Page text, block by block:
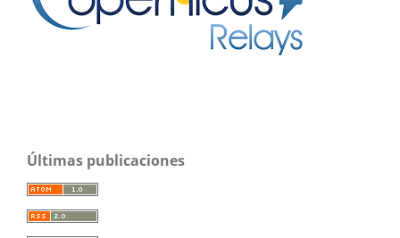
Últimas publicaciones